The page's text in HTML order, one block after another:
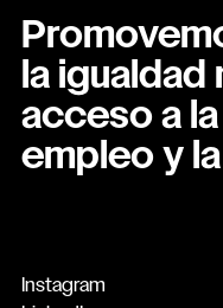
la igualdad
acceso a
empleo y
Instagram